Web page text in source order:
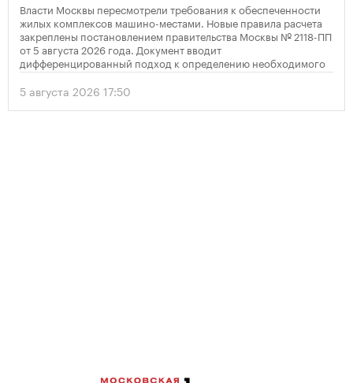
Власти Москвы пересмотрели требования к обеспеченности
жилых комплексов машино-местами. Новые правила расчета
закреплены постановлением правительства Москвы № 2118-ПП
от 5 августа 2026 года. Документ вводит
дифференцированный подход к определению необходимого
количества парковок в зависимости от площади квартир и
устанавливает переходный период для уже согласованных
проектов.
5 августа 2026 17:50